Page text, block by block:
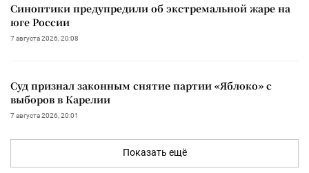
Синоптики предупредили об экстремальной жаре на
юге России
7 августа 2026, 20:08
Суд признал законным снятие партии «Яблоко» с
выборов в Карелии
7 августа 2026, 20:01
Показать ещё